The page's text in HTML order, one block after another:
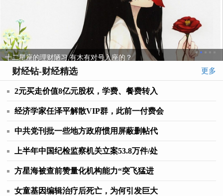
十二星座的理财陋习,有木有对号入座的？
财经钻-财经精选 更多
2元买走价值8亿元股权，学费、餐费转入
经济学家任泽平解散VIP群，此前一付费会
中共党刊批一些地方政府惯用屏蔽删帖代
上半年中国纪检监察机关立案53.8万件/处
方星海被查前赞量化机构能力“突飞猛进
女童基因编辑治疗后死亡，为何引发巨大